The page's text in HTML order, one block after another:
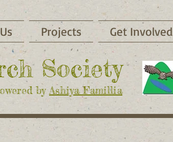
Projects Get Involved
Society
by Ashiya Famillia